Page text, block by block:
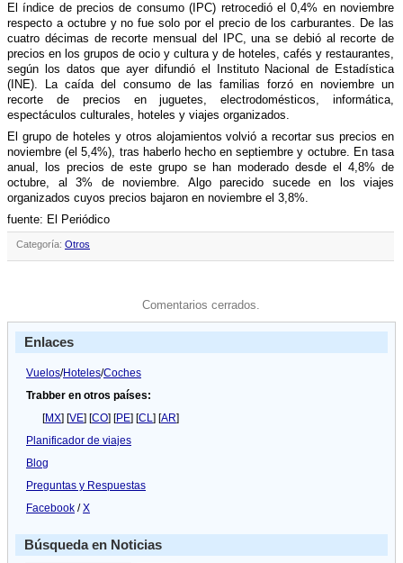
El í­ndice de precios de consumo (IPC) retrocedió el 0,4% en noviembre
respecto a octubre y no fue solo por el precio de los carburantes. De las
cuatro décimas de recorte mensual del IPC, una se debió al recorte de
precios en los grupos de ocio y cultura y de hoteles, cafés y restaurantes,
según los datos que ayer difundió el Instituto Nacional de Estadí­stica
(INE). La caí­da del consumo de las familias forzó en noviembre un
recorte de precios en juguetes, electrodomésticos, informática,
espectáculos culturales, hoteles y viajes organizados.
El grupo de hoteles y otros alojamientos volvió a recortar sus precios en
noviembre (el 5,4%), tras haberlo hecho en septiembre y octubre. En tasa
anual, los precios de este grupo se han moderado desde el 4,8% de
octubre, al 3% de noviembre. Algo parecido sucede en los viajes
organizados cuyos precios bajaron en noviembre el 3,8%.
fuente: El Periódico
Categoría: Otros
Comentarios cerrados.
Enlaces
Vuelos/Hoteles/Coches
Trabber en otros países:
[MX] [VE] [CO] [PE] [CL] [AR]
Planificador de viajes
Blog
Preguntas y Respuestas
Facebook /X
Búsqueda en Noticias